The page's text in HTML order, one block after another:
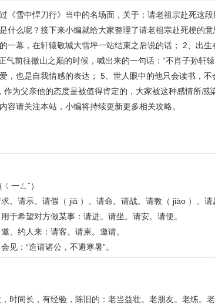
《雪中悍刀行》当中的名场面，关于：请老祖宗赴死这
什么呢？接下来小编就给大家整理了请老祖宗赴死梗的
一幕，在轩辕敬城大雪坪一站结束之后说的话； 2、出
气前往徽山之巅的时候，喊出来的一句话：“不肖子孙轩
，也是自我情感的表达； 5、世人眼中的他只会读书，
作为父亲他的态度是被值得肯定的，大家被这种感情所
容请关注本站，小编将持续更新更多相关攻略。
一ㄥˇ）
求。请示。请假（ jiǎ ）。请命。请战。请教（ jiào ）。
用于希望对方做某事：请进。请坐。请安。请便。
邀、约人来：请客。请柬。邀请。
见：“造请诸公，不避寒暑”。
，时间长，有经验，陈旧的：老当益壮。老朋友。老练。